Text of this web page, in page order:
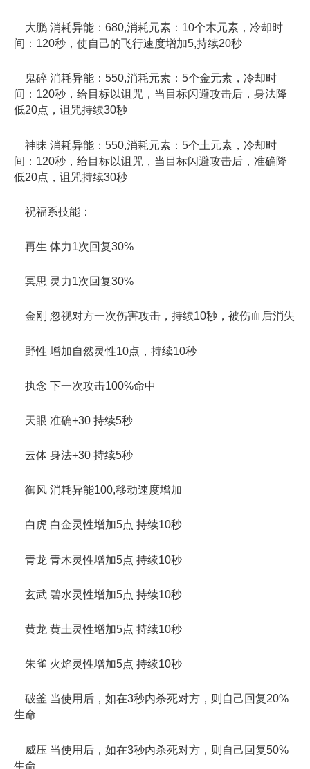
大鹏 消耗异能：680,消耗元素：10个木元素，冷却时
间：120秒，使自己的飞行速度增加5,持续20秒
鬼碎 消耗异能：550,消耗元素：5个金元素，冷却时
间：120秒，给目标以诅咒，当目标闪避攻击后，身法降
低20点，诅咒持续30秒
神昧 消耗异能：550,消耗元素：5个土元素，冷却时
间：120秒，给目标以诅咒，当目标闪避攻击后，准确降
低20点，诅咒持续30秒
祝福系技能：
再生 体力1次回复30%
冥思 灵力1次回复30%
金刚 忽视对方一次伤害攻击，持续10秒，被伤血后消失
野性 增加自然灵性10点，持续10秒
执念 下一次攻击100%命中
天眼 准确+30 持续5秒
云体 身法+30 持续5秒
御风 消耗异能100,移动速度增加
白虎 白金灵性增加5点 持续10秒
青龙 青木灵性增加5点 持续10秒
玄武 碧水灵性增加5点 持续10秒
黄龙 黄土灵性增加5点 持续10秒
朱雀 火焰灵性增加5点 持续10秒
破釜 当使用后，如在3秒内杀死对方，则自己回复20%
生命
威压 当使用后，如在3秒内杀死对方，则自己回复50%
生命